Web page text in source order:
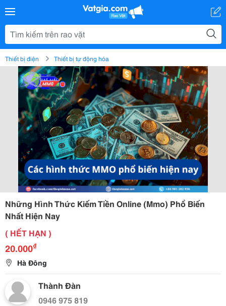
Thiết bị điện Thiết bị tự động hóa
Những Hình Thức Kiếm Tiền Online (Mmo) Phổ Biến
Nhất Hiện Nay
( HẾT HẠN )
20.000₫
Hà Đông
Thành Đàn
0946 975 819